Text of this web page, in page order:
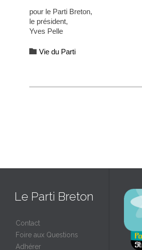
pour le Parti Breton,
le président,
Yves Pelle
 Category
Vie du Parti
Le Parti Breton
Contact
Foire aux Questions
Adhérer